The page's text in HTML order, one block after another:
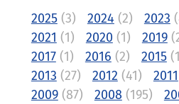
2025(3) 2024 (2) 2023
2021 (1) 2020 (1) 2019
2017(1) 2016 (2) 2015
2013 (27) 2012 (41) 2011
2009(87) 2008 (195)